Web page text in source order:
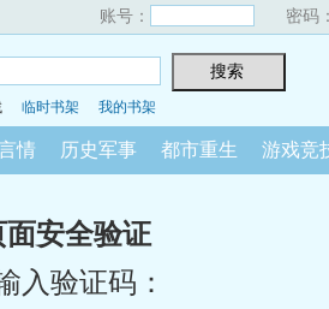
账号： 密码：
临时书架 我的书架
情 历史军事 都市重生 游戏竞
面安全验证
入验证码：